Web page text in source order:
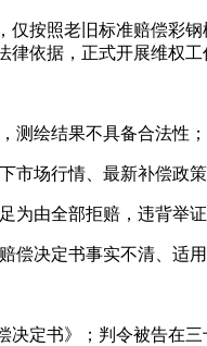
仅按照老旧标准赔偿彩
律依据，正式开展维权工
测绘结果不具备合法性；
市场行情、最新补偿政策
由全部拒赔，违背举证
决定书事实不清、适用
定书》；判令被告在